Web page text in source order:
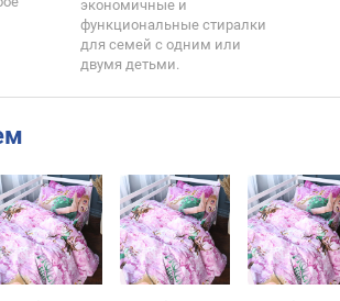
экономичные и
функциональные стиралки
для семей с одним или
двумя детьми.